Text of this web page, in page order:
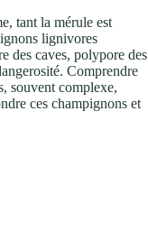
tant la mérule est
lignivores
des caves, polypore des
Comprendre
souvent complexe,
ces champignons et